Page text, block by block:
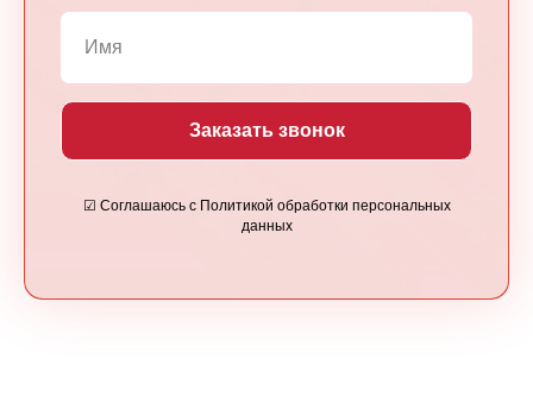
Заказать звонок
☑ Соглашаюсь с Политикой обработки персональных
данных